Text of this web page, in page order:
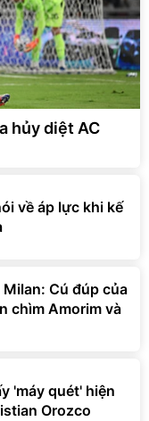
hủy diệt AC
về áp lực khi kế
Cú đúp của
chìm Amorim và
'máy quét' hiện
Orozco